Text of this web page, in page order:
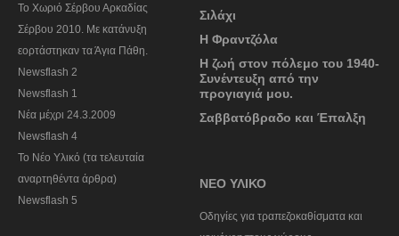
To Χωριό Σέρβου Αρκαδίας
Σέρβου 2010. Με κατάνυξη
εορτάστηκαν τα Άγια Πάθη.
Newsflash 2
Newsflash 1
Nέα μέχρι 24.3.2009
Newsflash 4
Το Νέο Υλικό (τα τελευταία
αναρτηθέντα άρθρα)
Newsflash 5
Σιλάχι
Η Φραντζόλα
Η ζωή στον πόλεμο του 1940-
Συνέντευξη από την
προγιαγιά μου.
Σαββατόβραδο και Έπαλξη
ΝΕΟ ΥΛΙΚΟ
Οδηγίες για τραπεζοκαθίσματα και